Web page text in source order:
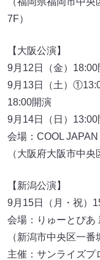
7F）
【大阪公演】
9月12日（金）
9月13日（土）
18:00開演
9月14日（日）
会場：COOL
（大阪府大阪市中央
【新潟公演】
9月15日（月・祝）
会場：りゅーとぴあ
（新潟市中央区一番
主催：サンライズプ